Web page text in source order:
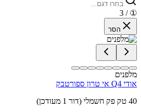
①
/ 3
הסר
מלפנים
אודי Q4 אי טרון ספורטבק
40 טק פק חשמלי (דור 1 מעודכן)